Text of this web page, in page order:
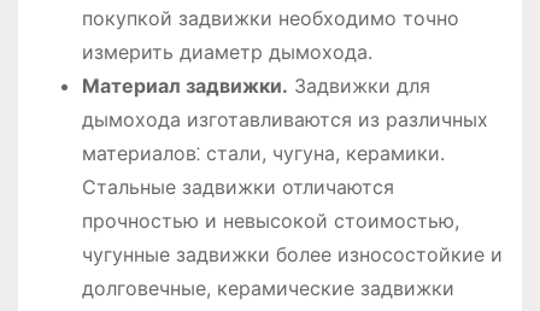
покупкой задвижки необходимо точно
измерить диаметр дымохода.
Материал задвижки. Задвижки для
дымохода изготавливаются из различных
материалов⁚ стали, чугуна, керамики.
Стальные задвижки отличаются
прочностью и невысокой стоимостью,
чугунные задвижки более износостойкие и
долговечные, керамические задвижки